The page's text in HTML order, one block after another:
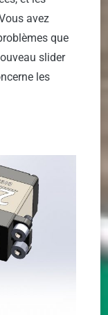
avez
que
slider
les